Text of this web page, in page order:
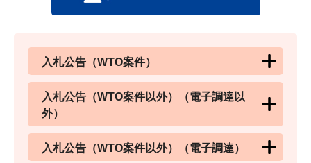
入札公告（WTO案件）
入札公告（WTO案件以外）（電子調達以
外）
入札公告（WTO案件以外）（電子調達）